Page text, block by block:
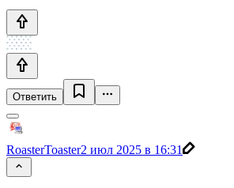
Ответить
RoasterToaster2 июл 2025 в 16:31